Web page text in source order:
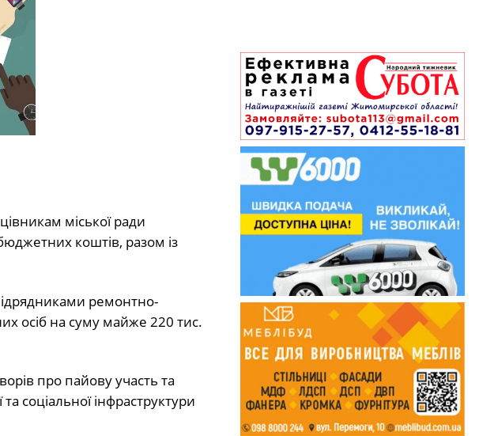
міської ради
коштів, разом із
ремонтно-
осіб на суму майже 220 тис.
про пайову участь та
соціальної інфраструктури